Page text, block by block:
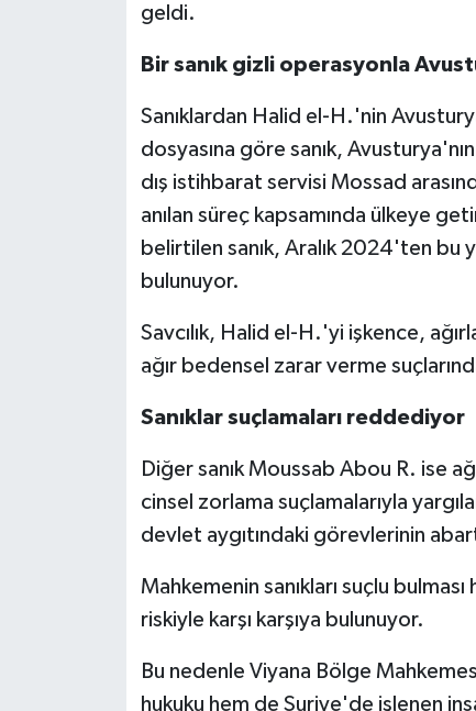
geldi.
Bir sanık gizli operasyonla
Sanıklardan Halid el-H.'nin
dosyasına göre sanık,
dış istihbarat servisi Mossad
anılan süreç kapsamında ülkeye
belirtilen sanık, Aralık 2024'ten
bulunuyor.
Savcılık, Halid el-H.'yi işkence,
ağır bedensel zarar verme
Sanıklar suçlamaları reddediyor
Diğer sanık Moussab Abou R. ise
cinsel zorlama suçlamalarıyla
devlet aygıtındaki görevlerinin
Mahkemenin sanıkları suçlu
riskiyle karşı karşıya bulunuyor.
Bu nedenle Viyana Bölge
hukuku hem de Suriye'de işlenen